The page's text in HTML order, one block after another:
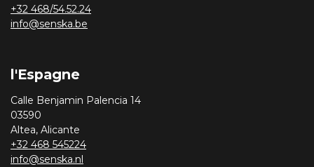
+32 468/54.52.24
info@senska.be
l'Espagne
Calle Benjamin Palencia 14
03590
Altea, Alicante
+32 468 545224
info@senska.nl